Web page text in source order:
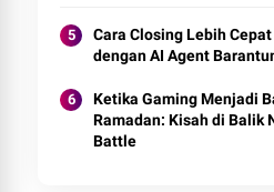
Cara Closing Lebih
dengan AI Agent
Ketika Gaming Menjadi
Ramadan: Kisah di Balik
Battle